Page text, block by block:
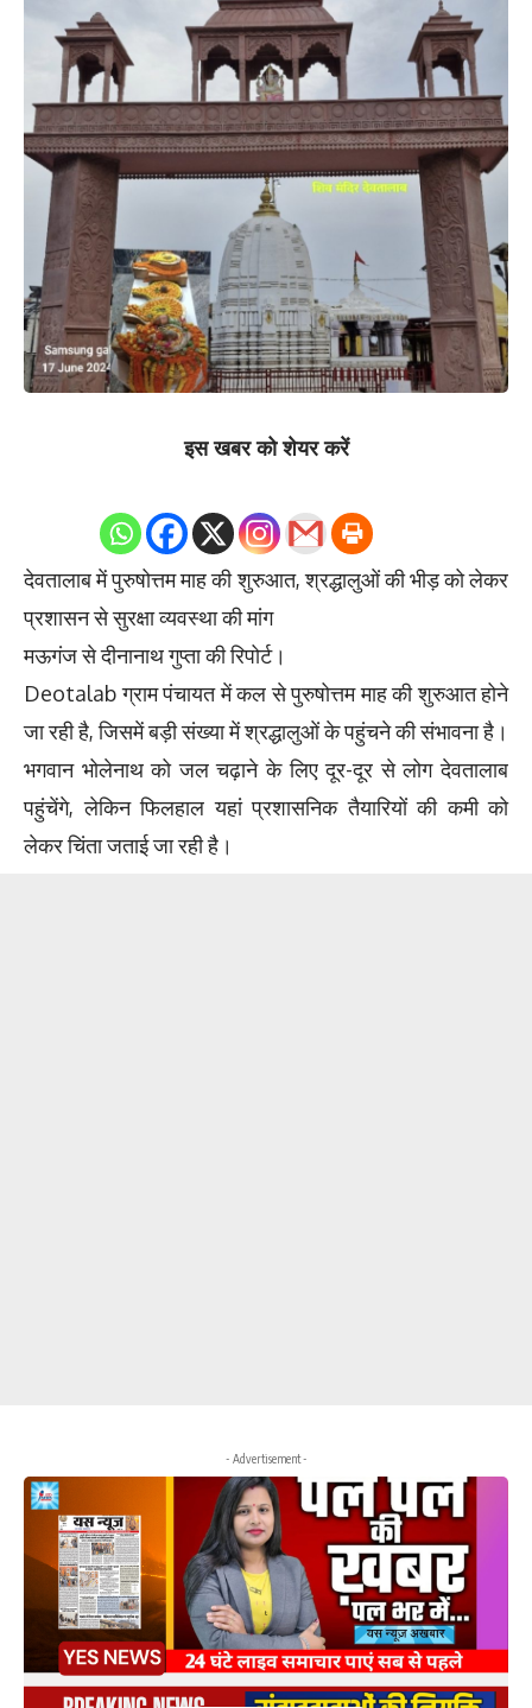
इस खबर को शेयर करें
देवतालाब में पुरुषोत्तम माह की शुरुआत, श्रद्धालुओं की भीड़ को लेकर
प्रशासन से सुरक्षा व्यवस्था की मांग
मऊगंज से दीनानाथ गुप्ता की रिपोर्ट।
Deotalab ग्राम पंचायत में कल से पुरुषोत्तम माह की शुरुआत होने
जा रही है, जिसमें बड़ी संख्या में श्रद्धालुओं के पहुंचने की संभावना है।
भगवान भोलेनाथ को जल चढ़ाने के लिए दूर-दूर से लोग देवतालाब
पहुंचेंगे, लेकिन फिलहाल यहां प्रशासनिक तैयारियों की कमी को
लेकर चिंता जताई जा रही है।
- Advertisement -